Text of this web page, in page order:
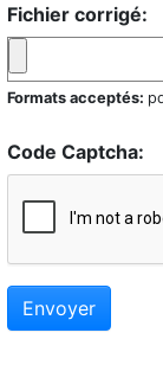
Fichier corrigé:
Formats acceptés:
Code Captcha:
Envoyer